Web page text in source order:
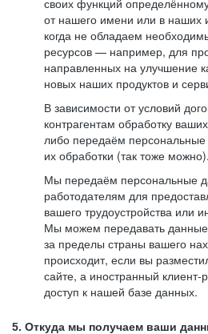
своих функций
от нашего имени или в наших
когда не обладаем
ресурсов — например, для
направленных на улучшение
новых наших продуктов и
В зависимости от условий
контрагентам обработку
либо передаём
их обработки (так тоже можно).
Мы передаём персональные
работодателям для
вашего трудоустройства или
Мы можем передавать данные
за пределы страны вашего
происходит, если вы
сайте, а иностранный клиент-
доступ к нашей базе данных.
5. Откуда мы получаем ваши